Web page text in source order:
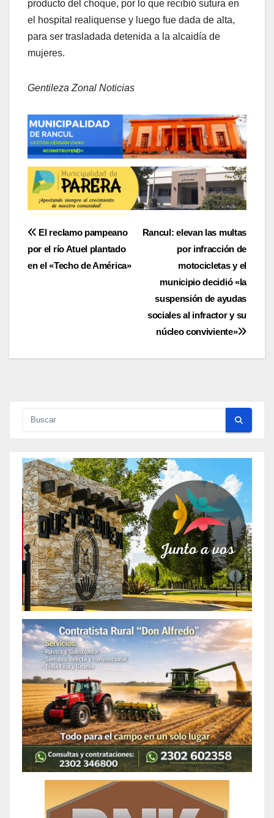
producto del choque, por lo que recibió sutura en
el hospital realiquense y luego fue dada de alta,
para ser trasladada detenida a la alcaidía de
mujeres.
Gentileza Zonal Noticias
Navegación
de
Rancul: elevan las multas
por infracción de
motocicletas y el
municipio decidió «la
suspensión de ayudas
sociales al infractor y su
núcleo conviviente»
El reclamo pampeano
por el río Atuel plantado
en el «Techo de América»